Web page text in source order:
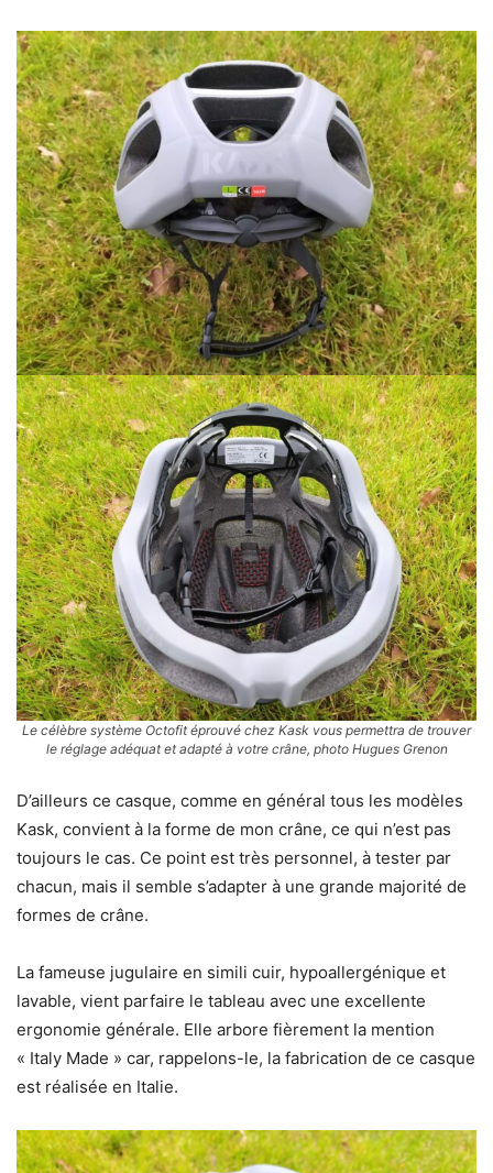
Le célèbre système Octofit éprouvé chez Kask vous permettra de trouver
le réglage adéquat et adapté à votre crâne, photo Hugues Grenon
D’ailleurs ce casque, comme en général tous les modèles
Kask, convient à la forme de mon crâne, ce qui n’est pas
toujours le cas. Ce point est très personnel, à tester par
chacun, mais il semble s’adapter à une grande majorité de
formes de crâne.
La fameuse jugulaire en simili cuir, hypoallergénique et
lavable, vient parfaire le tableau avec une excellente
ergonomie générale. Elle arbore fièrement la mention
« Italy Made » car, rappelons-le, la fabrication de ce casque
est réalisée en Italie.